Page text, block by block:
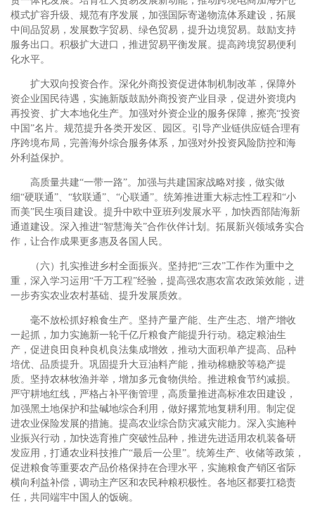
模式扩容升级、规范有序发展，加强国际寄递物流体系建设，拓展
中间品贸易，发展数字贸易、绿色贸易，提升边境贸易。鼓励支持
服务出口。积极扩大进口，推进贸易平衡发展。提高跨境贸易便利
化水平。
扩大双向投资合作。深化外商投资促进体制机制改革，保障外
资企业国民待遇，实施新版鼓励外商投资产业目录，促进外资境内
再投资、扩大本地化生产。加强对外资企业的服务保障，擦亮“投资
中国”名片。规范提升各类开发区、园区。引导产业链供应链合理有
序跨境布局，完善海外综合服务体系，加强对外投资风险防控和海
外利益保护。
高质量共建“一带一路”。加强与共建国家战略对接，做实做
细“硬联通”、“软联通”、“心联通”。统筹推进重大标志性工程和“小
而美”民生项目建设。提升中欧中亚班列发展水平，加快西部陆海新
通道建设。深入推进“智慧海关”合作伙伴计划。拓展新兴领域务实合
作，让合作成果更多惠及各国人民。
（六）扎实推进乡村全面振兴。坚持把“三农”工作作为重中之
重，深入学习运用“千万工程”经验，提高强农惠农富农政策效能，进
一步夯实农业农村基础、提升发展质效。
毫不放松抓好粮食生产。坚持产量产能、生产生态、增产增收
一起抓，加力实施新一轮千亿斤粮食产能提升行动。稳定粮油生
产，促进良田良种良机良法集成增效，推动大面积单产提高、品种
培优、品质提升。巩固提升大豆油料产能，推动棉糖胶等稳产提
质。坚持农林牧渔并举，增加多元食物供给。推进粮食节约减损。
严守耕地红线，严格占补平衡管理，高质量推进高标准农田建设，
加强黑土地保护和盐碱地综合利用，做好撂荒地复耕利用。制定促
进农业保险发展的措施。提高农业综合防灾减灾能力。深入实施种
业振兴行动，加快选育推广突破性品种，推进先进适用农机装备研
发应用，打通农业科技推广“最后一公里”。统筹生产、收储等政策，
促进粮食等重要农产品价格保持在合理水平，实施粮食产销区省际
横向利益补偿，调动主产区和农民种粮积极性。各地区都要扛稳责
任，共同端牢中国人的饭碗。